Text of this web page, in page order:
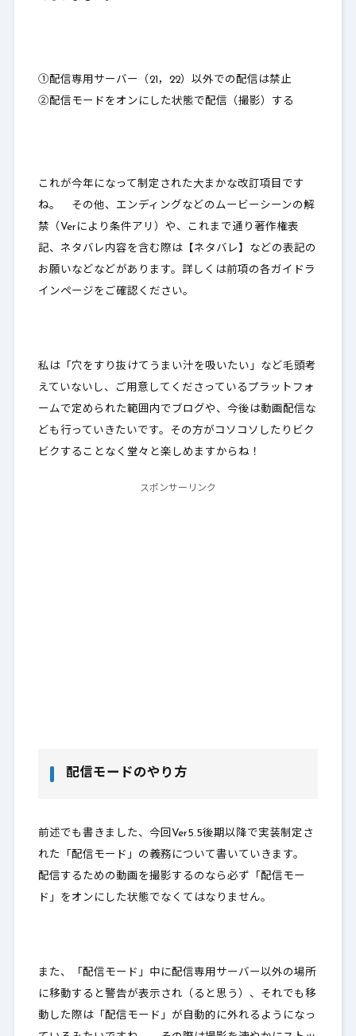
①配信専用サーバー（21，22）以外での配信は禁止
②配信モードをオンにした状態で配信（撮影）する
これが今年になって制定された大まかな改訂項目です
ね。 その他、エンディングなどのムービーシーンの解
禁（Verにより条件アリ）や、これまで通り著作権表
記、ネタバレ内容を含む際は【ネタバレ】などの表記の
お願いなどなどがあります。詳しくは前項の各ガイドラ
インページをご確認ください。
私は「穴をすり抜けてうまい汁を吸いたい」など毛頭考
えていないし、ご用意してくださっているプラットフォ
ームで定められた範囲内でブログや、今後は動画配信な
ども行っていきたいです。その方がコソコソしたりビク
ビクすることなく堂々と楽しめますからね！
スポンサーリンク
配信モードのやり方
前述でも書きました、今回Ver5.5後期以降で実装制定さ
れた「配信モード」の義務について書いていきます。
配信するための動画を撮影するのなら必ず「配信モー
ド」をオンにした状態でなくてはなりません。
また、「配信モード」中に配信専用サーバー以外の場所
に移動すると警告が表示され（ると思う）、それでも移
動した際は「配信モード」が自動的に外れるようになっ